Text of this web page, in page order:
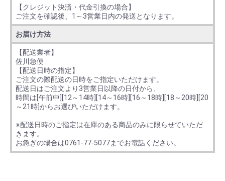
【クレジット決済・代金引換の場合】
ご注文を確認後、1～3営業日内の発送となります。
お届け方法
【配送業者】
佐川急便
【配送日時の指定】
ご注文の際配送の日時をご指定いただけます。
配送日はご注文より3営業日以降の日付から、
時間は[午前中][12～14時][14～16時][16～18時][18～20時][20
～21時]からお選びいただけます。
※配送日時のご指定は在庫のある商品のみに限らせていただ
きます。
お急ぎの場合は0761-77-5077までお電話ください。